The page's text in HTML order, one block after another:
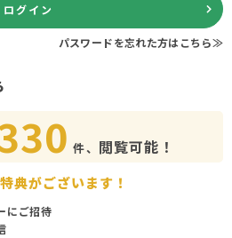
ログイン
パスワードを忘れた方はこちら≫
件、 閲覧可能！
典がございます！
にご招待